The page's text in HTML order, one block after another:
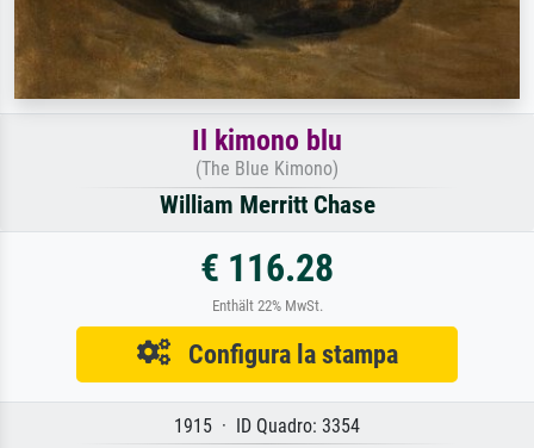
Il kimono blu
(The Blue Kimono)
William Merritt Chase
€ 116.28
Enthält 22% MwSt.
Configura la stampa
1915 · ID Quadro: 3354